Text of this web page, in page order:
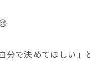
分で決めてほしい」